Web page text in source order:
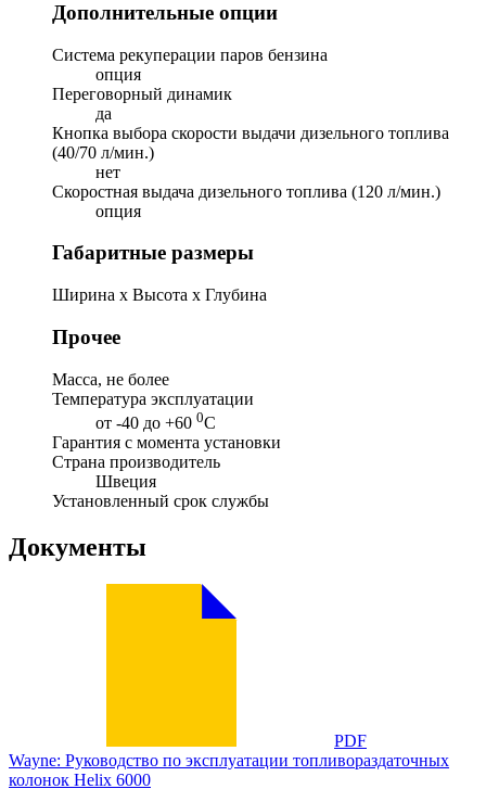
Дополнительные опции
Система рекуперации паров бензина
опция
Переговорный динамик
да
Кнопка выбора скорости выдачи дизельного топлива
(40/70 л/мин.)
нет
Скоростная выдача дизельного топлива (120 л/мин.)
опция
Габаритные размеры
Ширина х Высота х Глубина
Прочее
Масса, не более
Температура эксплуатации
от -40 до +60 0С
Гарантия с момента установки
Страна производитель
Швеция
Установленный срок службы
Документы
PDF
Wayne: Руководство по эксплуатации топливораздаточных
колонок Helix 6000